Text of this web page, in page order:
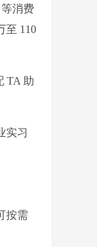
消费
至 110
TA 助
实习
按需